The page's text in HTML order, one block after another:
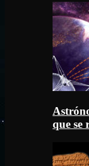
que se